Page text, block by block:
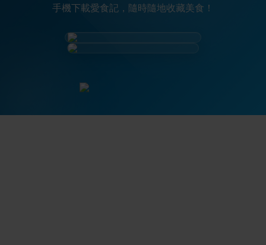
手機下載愛食記，隨時隨地收藏美食！